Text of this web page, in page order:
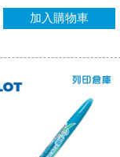
加入購物車